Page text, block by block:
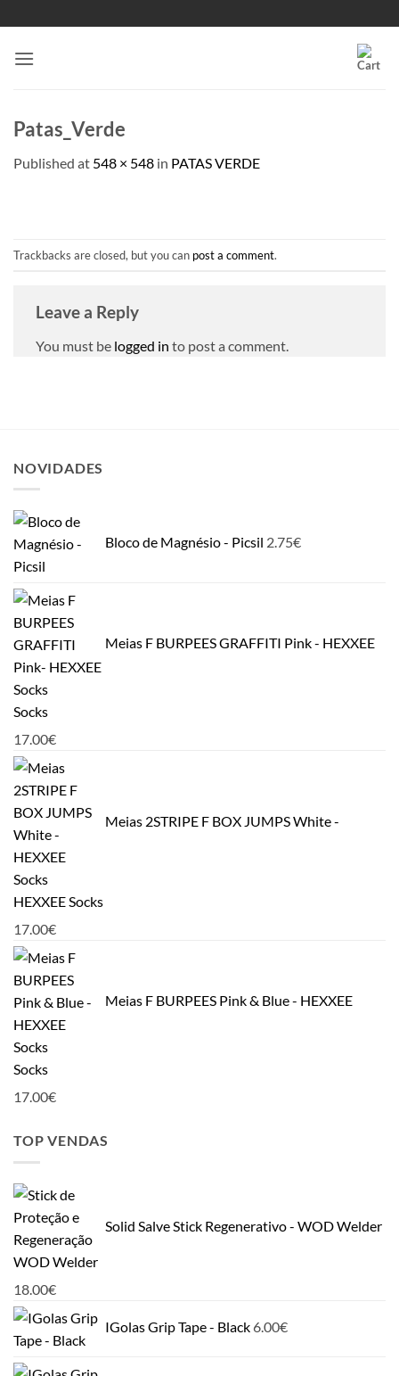
to
content
Patas_Verde
Published at 548 × 548 in PATAS VERDE
Trackbacks are closed, but you can post a comment.
Leave a Reply
You must be logged in to post a comment.
NOVIDADES
Bloco de Magnésio - Picsil 2.75€
Meias F BURPEES GRAFFITI Pink - HEXXEE
Socks
17.00€
Meias 2STRIPE F BOX JUMPS White -
HEXXEE Socks
17.00€
Meias F BURPEES Pink & Blue - HEXXEE
Socks
17.00€
TOP VENDAS
Solid Salve Stick Regenerativo - WOD Welder
18.00€
IGolas Grip Tape - Black 6.00€